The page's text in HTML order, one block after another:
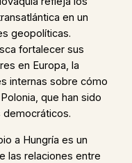
en un
geopolíticas.
fortalecer sus
en Europa, la
internas sobre cómo
que han sido
democráticos.
a Hungría es un
las relaciones entre